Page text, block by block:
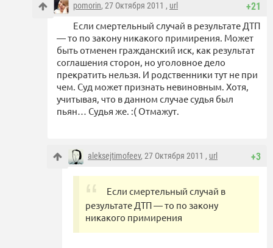
+21
pomorin, 27 Октября 2011 , url
Если смертельный случай в результате ДТП
— то по закону никакого примирения. Может
быть отменен гражданский иск, как результат
соглашения сторон, но уголовное дело
прекратить нельзя. И родственники тут не при
чем. Суд может признать невиновным. Хотя,
учитывая, что в данном случае судья был
пьян… Судья же. :( Отмажут.
+3
aleksejtimofeev, 27 Октября 2011 , url
Если смертельный случай в
результате ДТП — то по закону
никакого примирения